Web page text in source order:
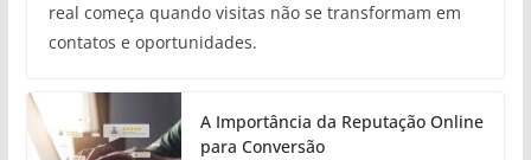
real começa quando visitas não se transformam em
contatos e oportunidades.
A Importância da Reputação Online
para Conversão